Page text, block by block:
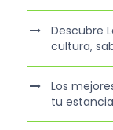
Descubre
cultura,
Los
tu